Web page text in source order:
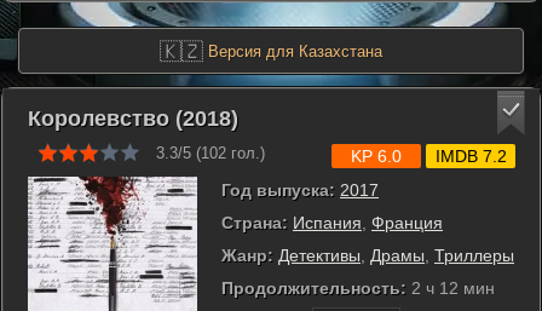
🇰🇿 Версия для Казахстана
Королевство (2018)
3.3/5 (102 гол.)
Год выпуска: 2017
Страна: Испания Франция
Жанр: Детективы Драмы Триллеры
Продолжительность: 2 ч 12 мин
KP 6.0 IMDB 7.2